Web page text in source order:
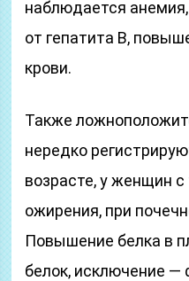
наблюдается
от гепатита В,
крови.
Также
нередко
возрасте, у женщин
ожирения, при
Повышение белка в
белок, исключение —